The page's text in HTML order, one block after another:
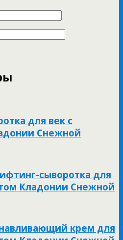
для век с
Снежной
сыворотка для
Кладонии Снежной
крем для